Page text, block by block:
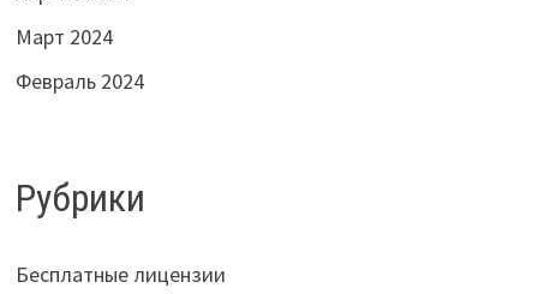
Март 2024
Февраль 2024
Рубрики
Бесплатные лицензии